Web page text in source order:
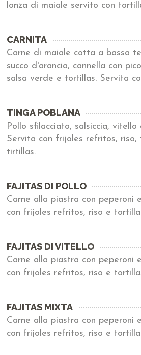
lonza di maiale servito con
CARNITA
Carne di maiale cotta a bassa
succo d'arancia, cannella con
salsa verde e tortillas. Servita
TINGA POBLANA
Pollo sfilacciato, salsiccia,
Servita con frijoles refritos,
tirtillas.
FAJITAS DI POLLO
Carne alla piastra con peperoni
con frijoles refritos, riso e
FAJITAS DI VITELLO
Carne alla piastra con peperoni
con frijoles refritos, riso e
FAJITAS MIXTA
Carne alla piastra con peperoni
con frijoles refritos, riso e